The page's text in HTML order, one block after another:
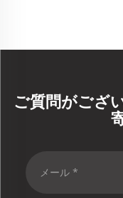
ご質問がござ